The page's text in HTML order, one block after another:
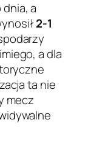
a
2-1
a dla
ta nie
mecz